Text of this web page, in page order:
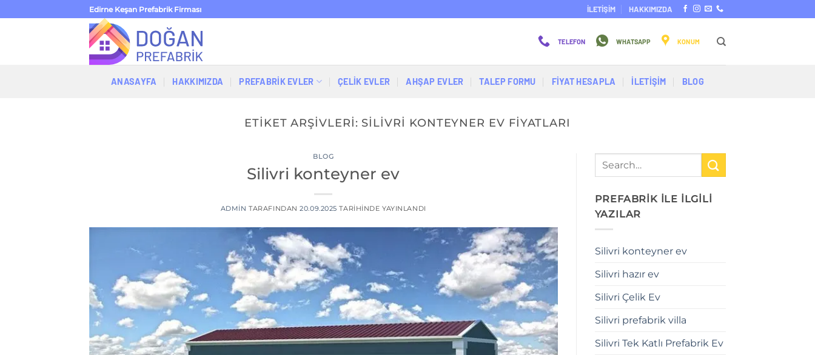
atla
Edirne Keşan Prefabrik Firması İLETİŞİM HAKKIMIZDA
TELEFON WHATSAPP KONUM
ANASAYFA HAKKIMIZDA PREFABRİK EVLER ÇELIK EVLER AHŞAP EVLER TALEP FORMU FİYAT HESAPLA İLETİŞİM BLOG
ETIKET ARŞIVLERI: SILIVRI KONTEYNER EV FIYATLARI
BLOG
Silivri konteyner ev
ADMIN TARAFINDAN 20.09.2025 TARIHINDE YAYINLANDI
PREFABRİK İLE İLGİLİ
YAZILAR
Silivri konteyner ev
Silivri hazır ev
Silivri Çelik Ev
Silivri prefabrik villa
Silivri Tek Katlı Prefabrik Ev